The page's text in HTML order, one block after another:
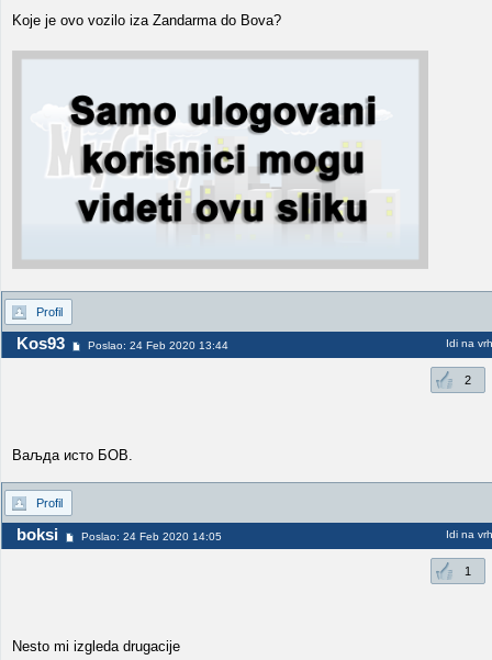
Koje je ovo vozilo iza Zandarma do Bova?
Profil
Kos93 Poslao: 24 Feb 2020 13:44 Idi na vrh
2
Ваљда исто БОВ.
Profil
boksi Poslao: 24 Feb 2020 14:05 Idi na vrh
1
Nesto mi izgleda drugacije